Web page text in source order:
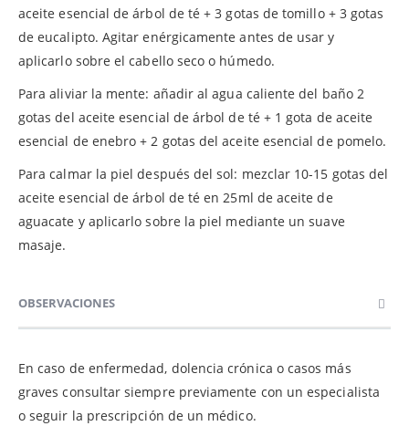
aceite esencial de árbol de té + 3 gotas de tomillo + 3 gotas
de eucalipto. Agitar enérgicamente antes de usar y
aplicarlo sobre el cabello seco o húmedo.
Para aliviar la mente: añadir al agua caliente del baño 2
gotas del aceite esencial de árbol de té + 1 gota de aceite
esencial de enebro + 2 gotas del aceite esencial de pomelo.
Para calmar la piel después del sol: mezclar 10-15 gotas del
aceite esencial de árbol de té en 25ml de aceite de
aguacate y aplicarlo sobre la piel mediante un suave
masaje.
OBSERVACIONES
En caso de enfermedad, dolencia crónica o casos más
graves consultar siempre previamente con un especialista
o seguir la prescripción de un médico.